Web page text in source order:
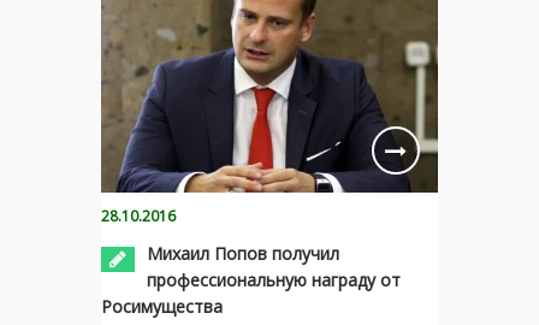
28.10.2016
Михаил Попов получил
профессиональную награду от
Росимущества